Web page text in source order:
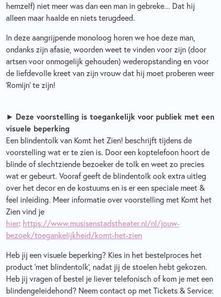
hemzelf) niet meer was dan een man in gebreke... Dat hij
alleen maar haalde en niets terugdeed.
In deze aangrijpende monoloog horen we hoe deze man,
ondanks zijn afasie, woorden weet te vinden voor zijn (door
artsen voor onmogelijk gehouden) wederopstanding en voor
de liefdevolle kreet van zijn vrouw dat hij moet proberen weer
‘Romijn’ te zijn!
► Deze voorstelling is toegankelijk voor publiek met een
visuele beperking
Een blindentolk van Komt het Zien! beschrijft tijdens de
voorstelling wat er te zien is. Door een koptelefoon hoort de
blinde of slechtziende bezoeker de tolk en weet zo precies
wat er gebeurt. Vooraf geeft de blindentolk ook extra uitleg
over het decor en de kostuums en is er een speciale meet &
feel inleiding. Meer informatie over voorstelling met Komt het
Zien vind je
hier: https://www.musisenstadstheater.nl/nl/jouw-
bezoek/toegankelijkheid/komt-het-zien
Heb jij een visuele beperking? Kies in het bestelproces het
product 'met blindentolk', nadat jij de stoelen hebt gekozen.
Heb jij vragen of bestel je liever telefonisch of kom je met een
blindengeleidehond? Neem contact op met Tickets & Service: